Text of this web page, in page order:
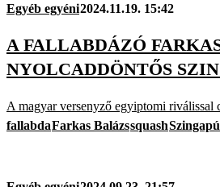
Egyéb egyéni2024.11.19. 15:42
A FALLABDÁZÓ
NYOLCADDÖNTŐS
A magyar versenyző egyiptomi riválissal
fallabdaFarkas Balázssquash